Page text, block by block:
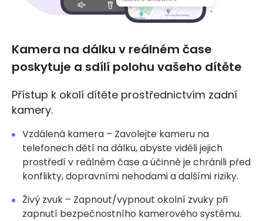
Kamera na dálku v reálném čase
poskytuje a sdílí polohu vašeho dítěte
Přístup k okolí dítěte prostřednictvím zadní
kamery.
Vzdálená kamera – Zavolejte kameru na
telefonech dětí na dálku, abyste viděli jejich
prostředí v reálném čase a účinně je chránili před
konflikty, dopravními nehodami a dalšími riziky.
Živý zvuk – Zapnout/vypnout okolní zvuky při
zapnutí bezpečnostního kamerového systému.